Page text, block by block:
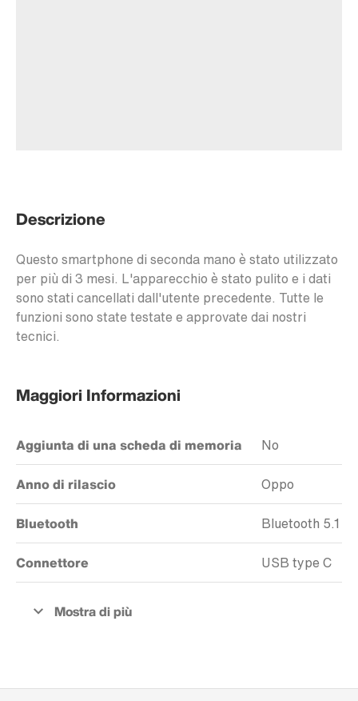
Descrizione
Questo smartphone di seconda mano è stato utilizzato
per più di 3 mesi. L'apparecchio è stato pulito e i dati
sono stati cancellati dall'utente precedente. Tutte le
funzioni sono state testate e approvate dai nostri
tecnici.
Maggiori Informazioni
Aggiunta di una scheda di memoria No
Anno di rilascio Oppo
Bluetooth Bluetooth 5.1
Connettore USB type C